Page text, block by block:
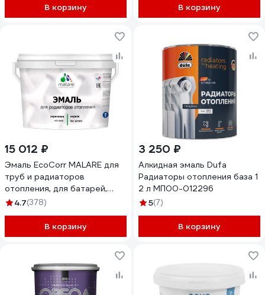
В корзину кг ЭЭКОЗЕММ0100
В корзину
15 012 ₽
Эмаль EcoCorr MALARE для
труб и радиаторов
отопления, для батарей,
водная акриловая без запаха
ЭЭКОГОПМ1000
4.7(378)
В корзину
3 250 ₽
Алкидная эмаль Dufa
Радиаторы отопления база 1
2 л МП00-012296
5(7)
В корзину